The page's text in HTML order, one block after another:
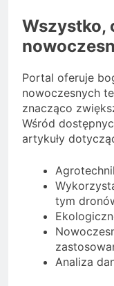
Wszystko,
Portal oferuje
nowoczesnych
znacząco
Wśród
artykuły
tym
Analiza